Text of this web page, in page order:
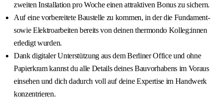
zweiten Installation pro Woche einen attraktiven Bonus zu sichern.
Auf eine vorbereitete Baustelle zu kommen, in der die Fundament-
sowie Elektroarbeiten bereits von deinen thermondo Kolleg:innen
erledigt wurden.
Dank digitaler Unterstützung aus dem Berliner Office und ohne
Papierkram kannst du alle Details deines Bauvorhabens im Voraus
einsehen und dich dadurch voll auf deine Expertise im Handwerk
konzentrieren.